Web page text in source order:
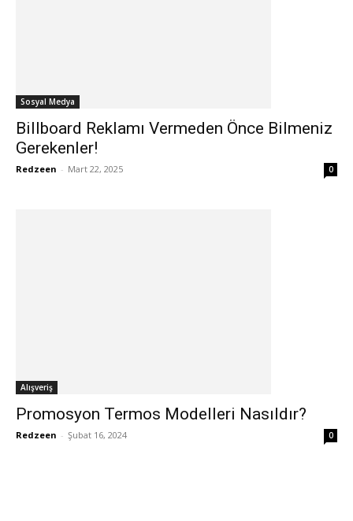
Sosyal Medya
Billboard Reklamı Vermeden Önce Bilmeniz
Gerekenler!
Redzeen - Mart 22, 2025 0
Alışveriş
Promosyon Termos Modelleri Nasıldır?
Redzeen - Şubat 16, 2024 0